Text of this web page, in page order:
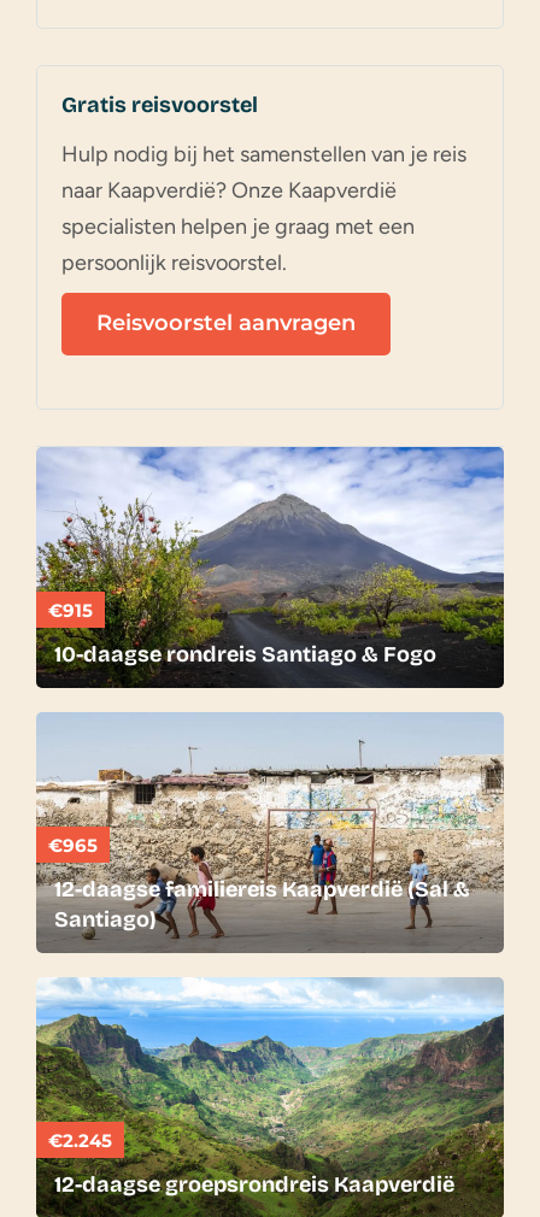
Gratis reisvoorstel
Hulp nodig bij het samenstellen van je reis
naar Kaapverdië? Onze Kaapverdië
specialisten helpen je graag met een
persoonlijk reisvoorstel.
Reisvoorstel aanvragen
€915
10-daagse rondreis Santiago & Fogo
€965
12-daagse familiereis Kaapverdië (Sal &
Santiago)
€2.245
12-daagse groepsrondreis Kaapverdië